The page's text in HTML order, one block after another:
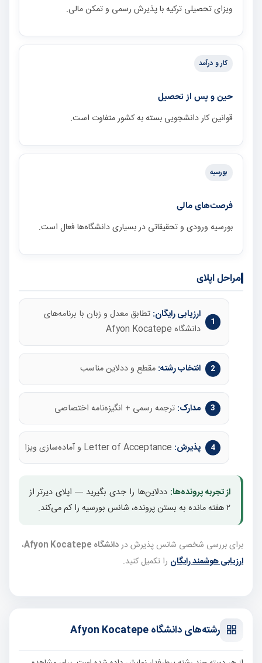
ویزای تحصیلی ترکیه با پذیرش رسمی و تمکن مالی.
کار و درآمد
حین و پس از تحصیل
قوانین کار دانشجویی بسته به کشور متفاوت است.
بورسیه
فرصت‌های مالی
بورسیه ورودی و تحقیقاتی در بسیاری دانشگاه‌ها فعال است.
مراحل اپلای
ارزیابی رایگان: تطابق معدل و زبان با برنامه‌های
دانشگاه Afyon Kocatepe
انتخاب رشته: مقطع و ددلاین مناسب
مدارک: ترجمه رسمی + انگیزه‌نامه اختصاصی
پذیرش:
از تجربه پرونده‌ها: ددلاین‌ها را جدی بگیرید — اپلای دیرتر از
۲ هفته مانده به بستن پرونده، شانس بورسیه را کم می‌کند.
برای بررسی شخصی شانس پذیرش دردانشگاه Afyon Kocatepe
،
ارزیابی هوشمند رایگان را تکمیل کنید.
رشته‌های دانشگاه Afyon Kocatepe